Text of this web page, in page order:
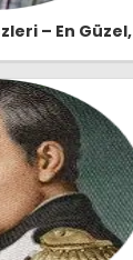
– En Güzel,